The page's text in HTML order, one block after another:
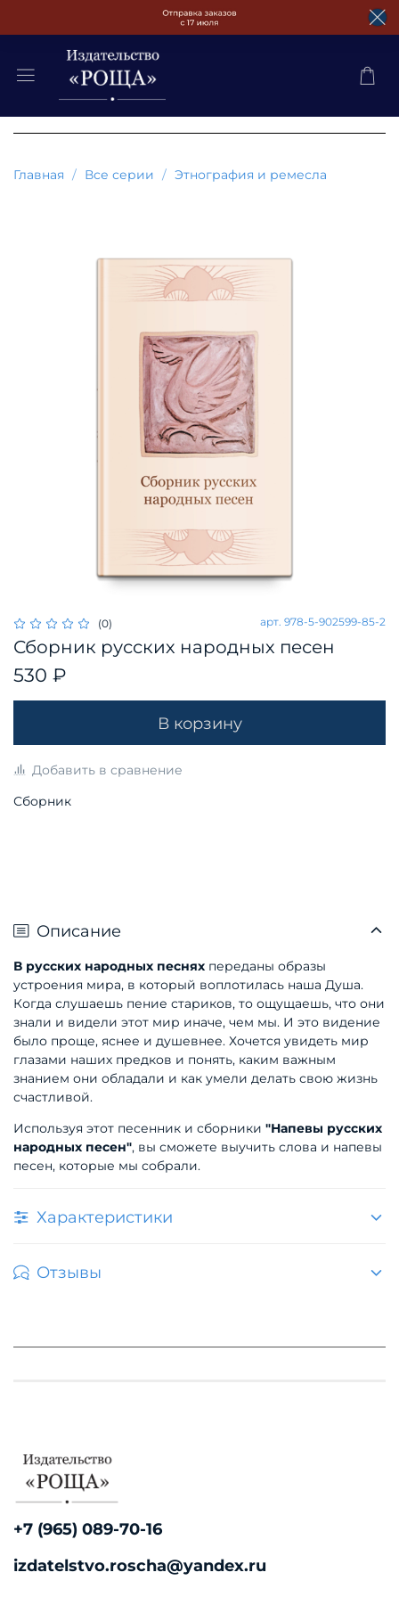
Главная Все серии Этнография и ремесла
(0) арт. 978-5-902599-85-2
Сборник русских народных песен
530 ₽
В корзину
Добавить в сравнение
Сборник
Описание
В русских народных песнях переданы образы
устроения мира, в который воплотилась наша Душа.
Когда слушаешь пение стариков, то ощущаешь, что они
знали и видели этот мир иначе, чем мы. И это видение
было проще, яснее и душевнее. Хочется увидеть мир
глазами наших предков и понять, каким важным
знанием они обладали и как умели делать свою жизнь
счастливой.
Используя этот песенник и сборники "Напевы русских
народных песен", вы сможете выучить слова и напевы
песен, которые мы собрали.
Характеристики
Отзывы
+7 (965) 089-70-16
izdatelstvo.roscha@yandex.ru